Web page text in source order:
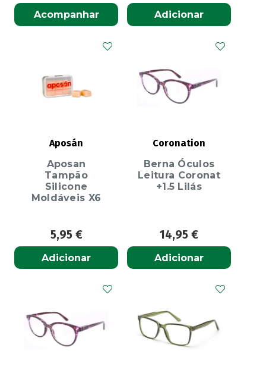
Acompanhar Adicionar
Aposán
Aposan
Tampão
Silicone
Moldáveis X6
5,95 €
Adicionar
Coronation
Berna Óculos
Leitura Coronat
+1.5 Lilás
14,95 €
Adicionar